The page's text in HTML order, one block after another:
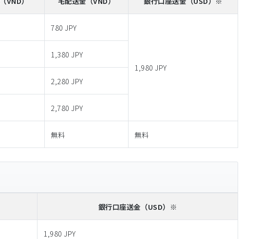
780 JPY
1,980 JPY
1,380 JPY
2,280 JPY
2,780 JPY
無料 無料
銀行口座送金 （USD）※
1,980 JPY